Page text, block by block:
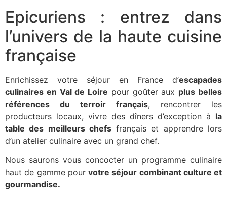
Epicuriens : entrez dans
l’univers de la haute cuisine
française
Enrichissez votre séjour en France d’escapades
culinaires en Val de Loire pour goûter aux plus belles
références du terroir français, rencontrer les
producteurs locaux, vivre des dîners d’exception à la
table des meilleurs chefsfrançais et apprendre lors
d’un atelier culinaire avec un grand chef.
Nous saurons vous concocter un programme culinaire
haut de gamme pour votre séjour combinant culture et
gourmandise.